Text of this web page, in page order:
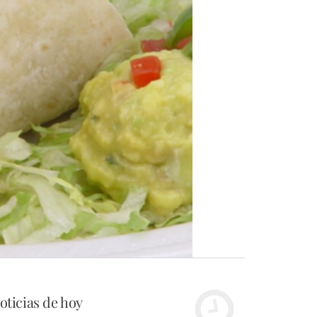
de hoy